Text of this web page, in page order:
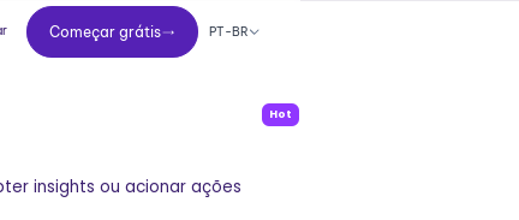
Começar grátis
Começar grátis
PT-BR
insights ou acionar ações
Hot